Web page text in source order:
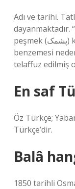
Adı ve tarihi.
dayanmaktadır.
peşmek (پشمک) kelimesinin zamanla koyun yününe
benzemesi
telaffuz edilmiş
En saf
Öz Türkçe;
Türkçe’dir.
Balâ
1850 tarihli